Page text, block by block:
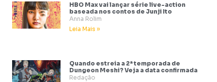
HBO Max vai lançar série live-action
baseada nos contos de Junji Ito
Anna Rolim
Leia Mais »
Quando estreia a 2ª temporada de
Dungeon Meshi? Veja a data confirmada
Redação